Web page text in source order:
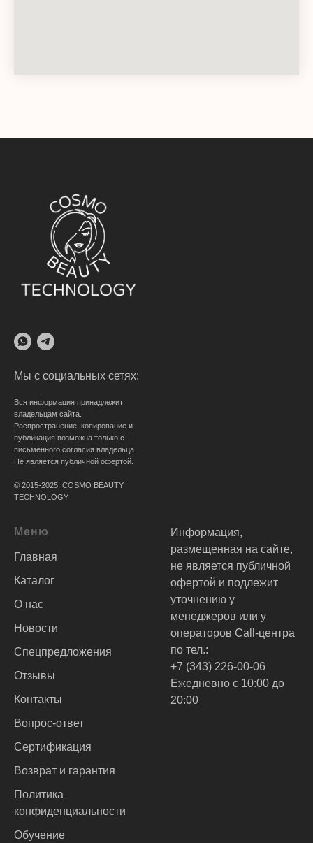
Мы с социальных сетях:
Вся информация принадлежит
владельцам сайта.
Распространение, копирование и
публикация возможна только с
письменного согласия владельца.
Не является публичной офертой.
© 2015-2025, COSMO BEAUTY
TECHNOLOGY
Меню
Главная
Каталог
О нас
Новости
Спецпредложения
Отзывы
Контакты
Вопрос-ответ
Сертификация
Возврат и гарантия
Политика
конфиденциальности
Обучение
Информация,
размещенная на сайте,
не является публичной
офертой и подлежит
уточнению у
менеджеров или у
операторов Call-центра
по тел.:
+7 (343) 226-00-06
Ежедневно с 10:00 до
20:00